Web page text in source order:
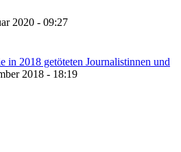
2020 - 09:27
in 2018 getöteten Journalistinnen und
2018 - 18:19